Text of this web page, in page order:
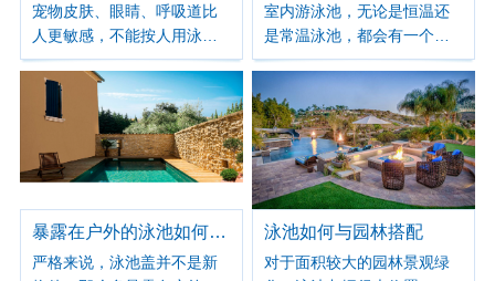
宠物皮肤、眼睛、呼吸道比
人更敏感，不能按人用泳池
标准来管，重点防刺激、防
感染、防毛发堵塞
室内游泳池，无论是恒温还
是常温泳池，都会有一个常
见的问题，也是让人比较头
疼的问题，那就是湿气重，
尤其是恒温池。要保持室内
合适的湿度，就需要进行游
泳池除湿。 室内游泳池的高
腐蚀性环境需要保持室内空
气湿度，室内空气温度，水
温和通风的良好平衡。 室内
泳池水体的热量损失主要是
暴露在户外的泳池如何做到防尘
严格来说，泳池盖并不是新
泳池如何与园林搭配
对于面积较大的园林景观绿